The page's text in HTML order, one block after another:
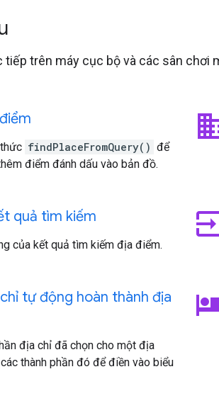
tiếp trên máy cục bộ và các sân
findPlaceFromQuery() để
điểm đánh dấu vào bản đồ.
quả tìm kiếm
của kết quả tìm kiếm địa điểm.
tự động hoàn thành địa
địa chỉ đã chọn cho một địa
thành phần đó để điền vào biểu